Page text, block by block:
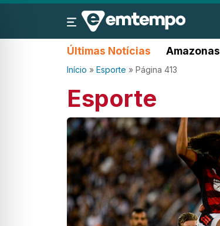
Últimas Notícias Amazonas
Início » Esporte » Página 413
Esporte